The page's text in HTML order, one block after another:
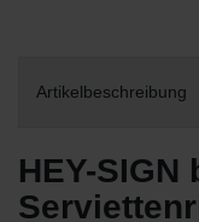
Artikelbeschreibung
HEY-SIGN